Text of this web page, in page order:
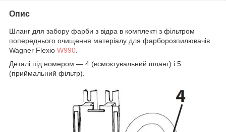
Опис
Шланг для забору фарби з відра в комплекті з фільтром
попереднього очищення матеріалу для фарборозпилювачів
Wagner Flexio W990
Деталі під номером — 4 (всмоктувальний шланг) і 5
(приймальний фільтр).